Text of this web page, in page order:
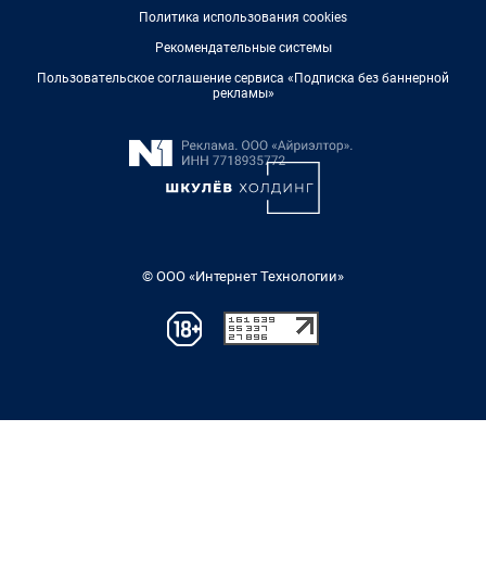
Политика использования cookies
Рекомендательные системы
Пользовательское соглашение сервиса «Подписка без баннерной
рекламы»
© ООО «Интернет Технологии»